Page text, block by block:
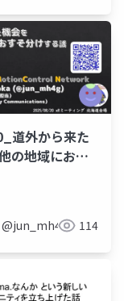
栃木
道外から来た
の地域におす
@jun_mh4g 114